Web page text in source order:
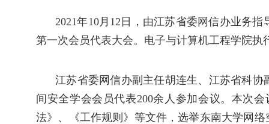
2021年10月12日，由江苏省委网信办业务
第一次会员代表大会。电子与计算机工程学院
江苏省委网信办副主任胡连生、江苏省科
间安全学会会员代表200余人参加会议。本次
法》、《工作规则》等文件，选举东南大学网